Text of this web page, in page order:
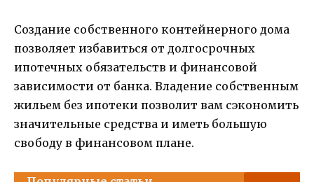
Создание собственного контейнерного дома
позволяет избавиться от долгосрочных
ипотечных обязательств и финансовой
зависимости от банка. Владение собственным
жильем без ипотеки позволит вам сэкономить
значительные средства и иметь большую
свободу в финансовом плане.